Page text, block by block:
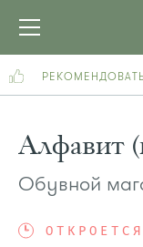
Алфавит
Обувной